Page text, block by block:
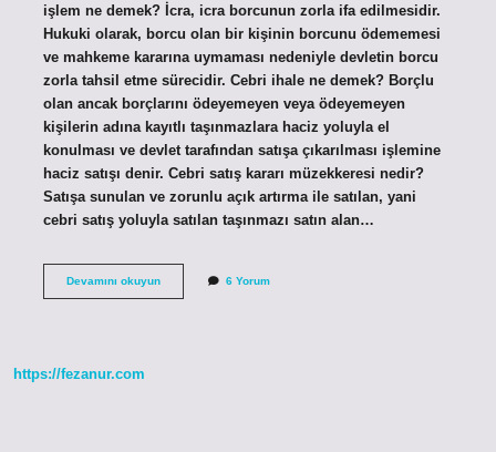
işlem ne demek? İcra, icra borcunun zorla ifa edilmesidir.
Hukuki olarak, borcu olan bir kişinin borcunu ödememesi
ve mahkeme kararına uymaması nedeniyle devletin borcu
zorla tahsil etme sürecidir. Cebri ihale ne demek? Borçlu
olan ancak borçlarını ödeyemeyen veya ödeyemeyen
kişilerin adına kayıtlı taşınmazlara haciz yoluyla el
konulması ve devlet tarafından satışa çıkarılması işlemine
haciz satışı denir. Cebri satış kararı müzekkeresi nedir?
Satışa sunulan ve zorunlu açık artırma ile satılan, yani
cebri satış yoluyla satılan taşınmazı satın alan…
Devamını okuyunCebri
6 Yorum
https://fezanur.com